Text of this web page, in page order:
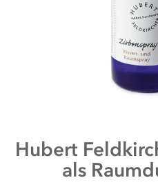
Zum
Anfang
Hubert
als